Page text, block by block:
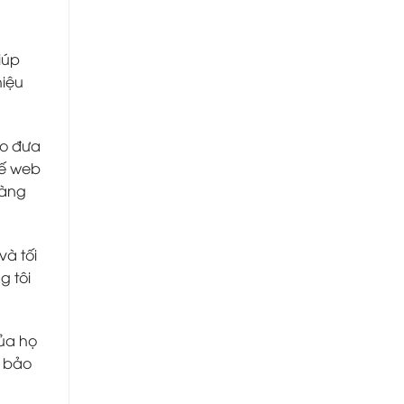
đưa
web
tối
tôi
họ
bảo